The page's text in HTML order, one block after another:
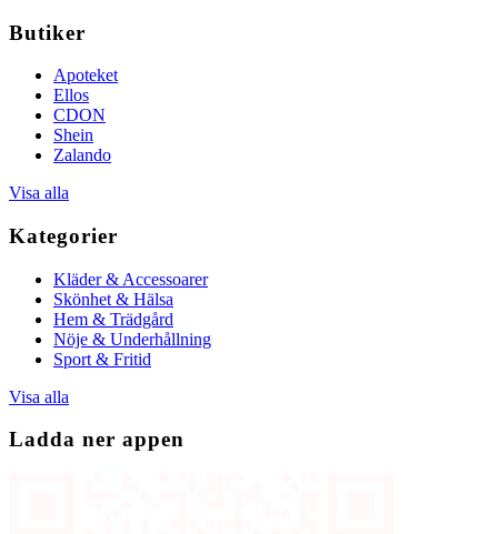
Butiker
Apoteket
Ellos
CDON
Shein
Zalando
Visa alla
Kategorier
Kläder & Accessoarer
Skönhet & Hälsa
Hem & Trädgård
Nöje & Underhållning
Sport & Fritid
Visa alla
Ladda ner appen